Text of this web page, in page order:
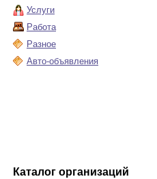
Услуги
Работа
Разное
Авто-объявления
Каталог организаций